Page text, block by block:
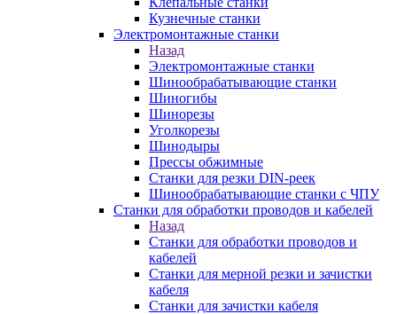
Кузнечные станки
Электромонтажные станки
Назад
Электромонтажные станки
Шинообрабатывающие станки
Шиногибы
Шинорезы
Уголкорезы
Шинодыры
Прессы обжимные
Станки для резки DIN-реек
Шинообрабатывающие станки с ЧПУ
Станки для обработки проводов и кабелей
Назад
Станки для обработки проводов и
кабелей
Станки для мерной резки и зачистки
кабеля
Станки для зачистки кабеля